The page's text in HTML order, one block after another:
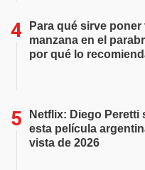
Para qué sirve
manzana en el
por qué lo
Netflix: Diego Peretti
esta película
vista de 2026